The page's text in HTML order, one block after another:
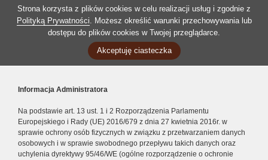
Strona korzysta z plików cookies w celu realizacji usług i zgodnie z
Polityką Prywatności. Możesz określić warunki przechowywania lub
dostępu do plików cookies w Twojej przeglądarce.
Akceptuję ciasteczka
Informacja Administratora
Na podstawie art. 13 ust. 1 i 2 Rozporządzenia Parlamentu
Europejskiego i Rady (UE) 2016/679 z dnia 27 kwietnia 2016r. w
sprawie ochrony osób fizycznych w związku z przetwarzaniem danych
osobowych i w sprawie swobodnego przepływu takich danych oraz
uchylenia dyrektywy 95/46/WE (ogólne rozporządzenie o ochronie